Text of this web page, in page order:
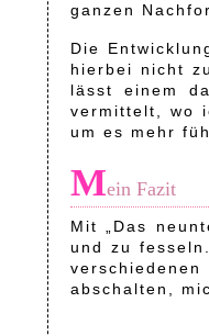
ganzen
Die
hierbei nicht
lässt einem
vermittelt, wo
um es mehr
Mein Fazit
Mit „Das
und zu
abschalten,